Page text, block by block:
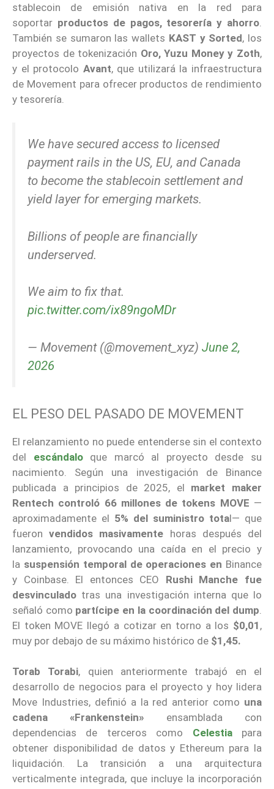
stablecoin de emisión nativa en la red para
soportar productos de pagos, tesorería y ahorro
También se sumaron las wallets KAST y Sorted, los
proyectos de tokenización Oro, Yuzu Money y Zoth,
y el protocolo Avant, que utilizará la infraestructura
de Movement para ofrecer productos de rendimiento
y tesorería.
We have secured access to licensed
payment rails in the US, EU, and Canada
to become the stablecoin settlement and
yield layer for emerging markets.
Billions of people are financially
underserved.
We aim to fix that.
pic.twitter.com/ix89ngoMDr
— Movement (@movement_xyz) June 2,
2026
EL PESO DEL PASADO DE MOVEMENT
El relanzamiento no puede entenderse sin el contexto
del escándalo
que marcó al proyecto desde su
nacimiento. Según una investigación de Binance
publicada a principios de 2025, el market maker
Rentech controló 66 millones de tokens MOVE —
aproximadamente el 5% del suministro total— que
fueronvendidos masivamente horas después del
lanzamiento, provocando una caída en el precio y
la suspensión temporal de operaciones en Binance
y Coinbase. El entonces CEO Rushi Manche fue
desvinculado tras una investigación interna que lo
señaló como partícipe en la coordinación del dump
El token MOVE llegó a cotizar en torno a los $0,01 ,
muy por debajo de su máximo histórico de $1,45.
Torab Torabi, quien anteriormente trabajó en el
desarrollo de negocios para el proyecto y hoy lidera
Move Industries, definió a la red anterior como una
cadena «Frankenstein» ensamblada con
dependencias de terceros como Celestia
para
obtener disponibilidad de datos y Ethereum para la
liquidación. La transición a una arquitectura
verticalmente integrada, que incluye la incorporación